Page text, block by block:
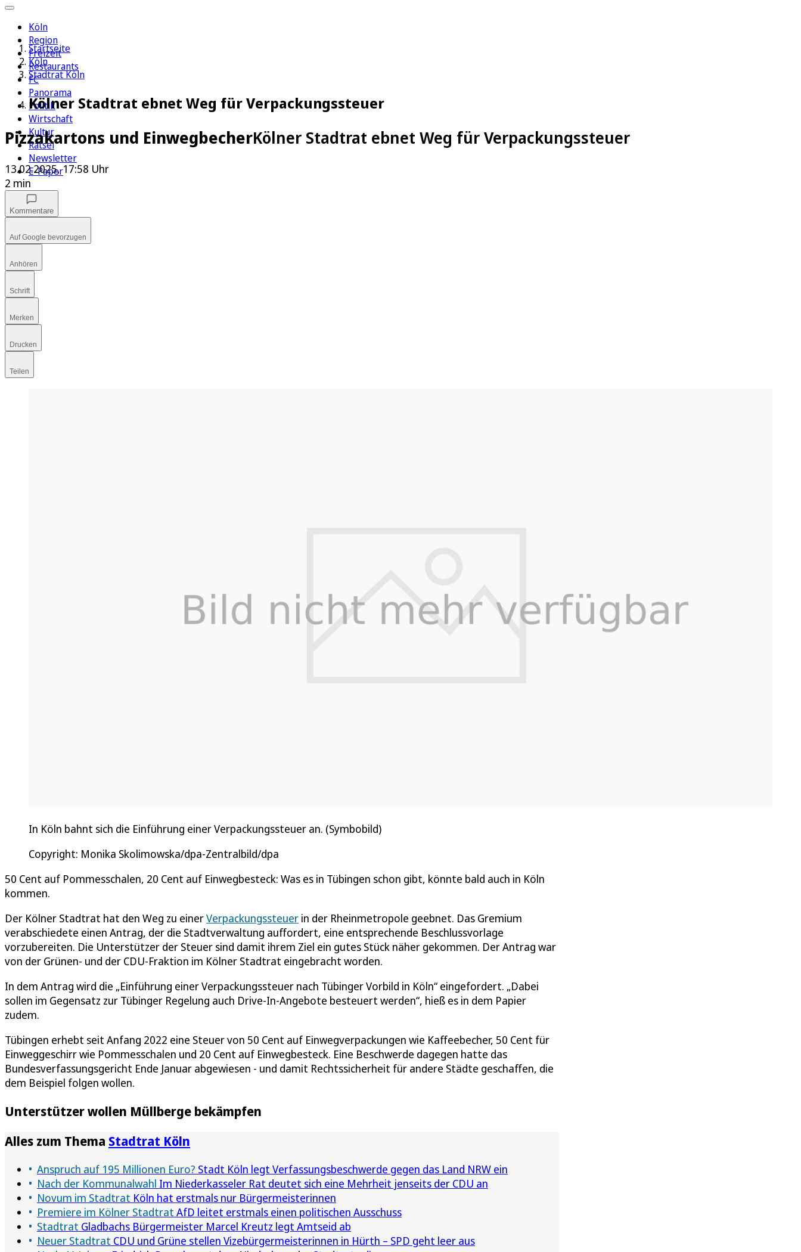
Köln
Region
Freizeit
Restaurants
FC
Panorama
Politik
Wirtschaft
Kultur
Rätsel
Newsletter
E-Paper
Startseite
Köln
Stadtrat Köln
Kölner Stadtrat ebnet Weg für Verpackungssteuer
Pizzakartons und EinwegbecherKölner Stadtrat ebnet Weg für Verpackungssteuer
13.02.2025, 17:58 Uhr
2 min
Kommentare
Auf Google bevorzugen
Anhören
Schrift
Merken
Drucken
Teilen
In Köln bahnt sich die Einführung einer Verpackungssteuer an. (Symbobild)
Copyright: Monika Skolimowska/dpa-Zentralbild/dpa
50 Cent auf Pommesschalen, 20 Cent auf Einwegbesteck: Was es in Tübingen schon gibt, könnte bald auch in Köln
kommen.
Der Kölner Stadtrat hat den Weg zu einerVerpackungssteuer in der Rheinmetropole geebnet. Das Gremium
verabschiedete einen Antrag, der die Stadtverwaltung auffordert, eine entsprechende Beschlussvorlage
vorzubereiten. Die Unterstützer der Steuer sind damit ihrem Ziel ein gutes Stück näher gekommen. Der Antrag war
von der Grünen- und der CDU-Fraktion im Kölner Stadtrat eingebracht worden.
In dem Antrag wird die „Einführung einer Verpackungssteuer nach Tübinger Vorbild in Köln“ eingefordert. „Dabei
sollen im Gegensatz zur Tübinger Regelung auch Drive-In-Angebote besteuert werden“, hieß es in dem Papier
zudem.
Tübingen erhebt seit Anfang 2022 eine Steuer von 50 Cent auf Einwegverpackungen wie Kaffeebecher, 50 Cent für
Einweggeschirr wie Pommesschalen und 20 Cent auf Einwegbesteck. Eine Beschwerde dagegen hatte das
Bundesverfassungsgericht Ende Januar abgewiesen - und damit Rechtssicherheit für andere Städte geschaffen, die
dem Beispiel folgen wollen.
Unterstützer wollen Müllberge bekämpfen
Alles zum Thema Stadtrat Köln
Anspruch auf 195 Millionen Euro? Stadt Köln legt Verfassungsbeschwerde gegen das Land NRW ein
Nach der Kommunalwahl Im Niederkasseler Rat deutet sich eine Mehrheit jenseits der CDU an
Novum im Stadtrat Köln hat erstmals nur Bürgermeisterinnen
Premiere im Kölner Stadtrat AfD leitet erstmals einen politischen Ausschuss
Stadtrat Gladbachs Bürgermeister Marcel Kreutz legt Amtseid ab
Neuer Stadtrat CDU und Grüne stellen Vizebürgermeisterinnen in Hürth – SPD geht leer aus